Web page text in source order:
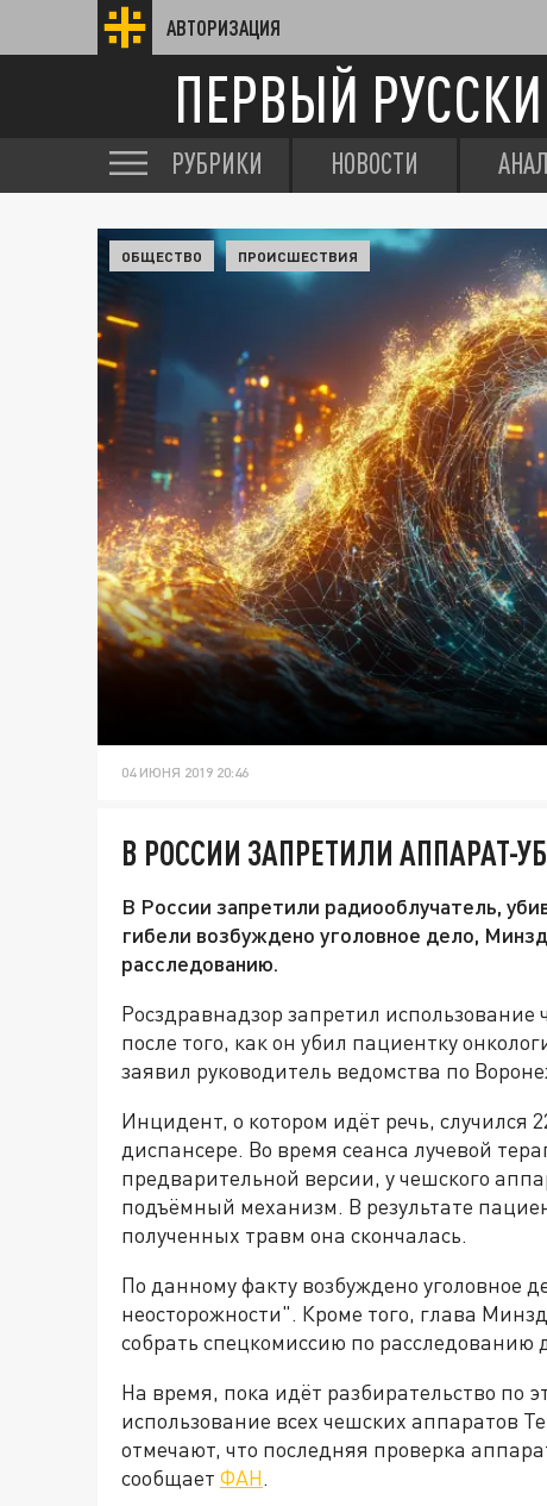
АВТОРИЗАЦИЯ
ПЕРВЫЙ
РУБРИКИ НОВОСТИ
ОБЩЕСТВО ПРОИСШЕСТВИЯ
04 ИЮНЯ 2019 20:46
В РОССИИ ЗАПРЕТИЛИ АППАРАТ-
В России запретили радиооблучатель,
гибели возбуждено уголовное дело,
расследованию.
Росздравнадзор запретил
после того, как он убил пациентку
заявил руководитель ведомства по
Инцидент, о котором идёт речь, случился
диспансере. Во время сеанса лучевой
предварительной версии, у чешского
подъёмный механизм. В результате
полученных травм она скончалась.
По данному факту возбуждено уголовное
неосторожности". Кроме того, глава
собрать спецкомиссию по расследованию
На время, пока идёт разбирательство по
использование всех чешских аппаратов
отмечают, что последняя проверка
сообщает ФАН.